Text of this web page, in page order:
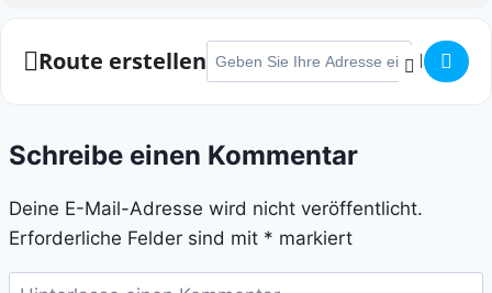
Route erstellen
Schreibe einen Kommentar
Deine E-Mail-Adresse wird nicht veröffentlicht.
Erforderliche Felder sind mit * markiert